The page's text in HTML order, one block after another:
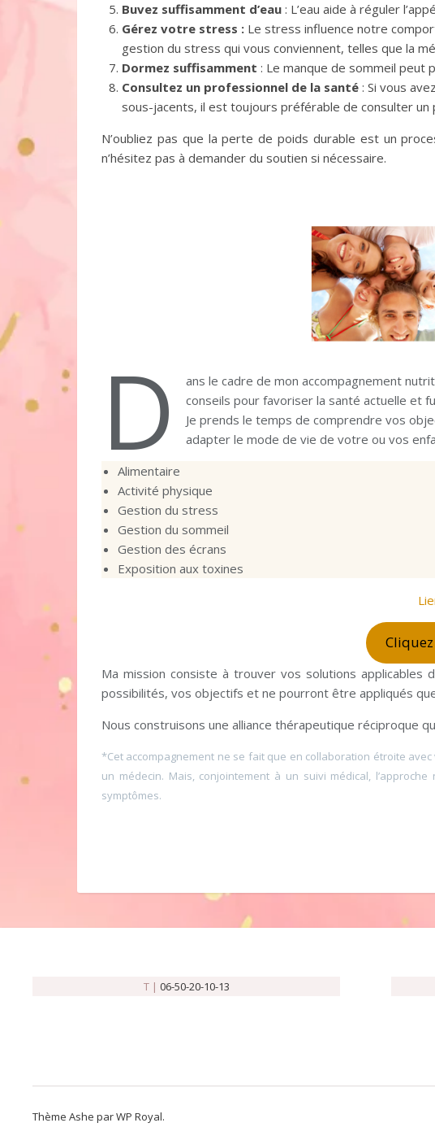
Buvez suffisamment d’eau : L’eau aide à réguler
Gérez votre stress : Le stress influence notre
gestion du stress qui vous conviennent, telles que la
Dormez suffisamment : Le manque de sommeil peut
Consultez un professionnel de la santé : Si vous
sous-jacents, il est toujours préférable de consulter
N’oubliez pas que la perte de poids durable est un
n’hésitez pas à demander du soutien si nécessaire.
D
ans le cadre de mon accompagnement
conseils pour favoriser la santé actuelle et
Je prends le temps de comprendre vos
adapter le mode de vie de votre ou vos
Alimentaire
Activité physique
Gestion du stress
Gestion du sommeil
Gestion des écrans
Exposition aux toxines
Ma mission consiste à trouver vos solutions
possibilités, vos objectifs et ne pourront être appliqués
Nous construisons une alliance thérapeutique réciproque
*Cet accompagnement ne se fait que en collaboration étroite
un médecin. Mais, conjointement à un suivi médical,
symptômes.
T | 06-50-20-10-13
Thème Ashe parWP Royal.